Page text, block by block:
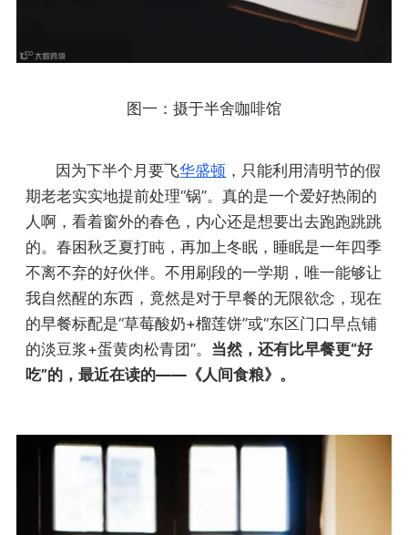
图一：摄于半舍咖啡馆
因为下半个月要飞华盛顿 ，只能利用清明节的假
期老老实实地提前处理“锅”。真的是一个爱好热闹的
人啊，看着窗外的春色，内心还是想要出去跑跑跳跳
的。春困秋乏夏打盹，再加上冬眠，睡眠是一年四季
不离不弃的好伙伴。不用刷段的一学期，唯一能够让
我自然醒的东西，竟然是对于早餐的无限欲念，现在
的早餐标配是“草莓酸奶+榴莲饼”或“东区门口早点铺
的淡豆浆+蛋黄肉松青团”。 当然，还有比早餐更“好
吃”的，最近在读的——《人间食粮》。